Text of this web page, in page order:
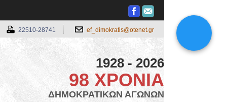
22510-28741 ef_dimokratis@otenet.gr
1928 - 2026
98 ΧΡΟΝΙΑ
ΔΗΜΟΚΡΑΤΙΚΩΝ ΑΓΩΝΩΝ